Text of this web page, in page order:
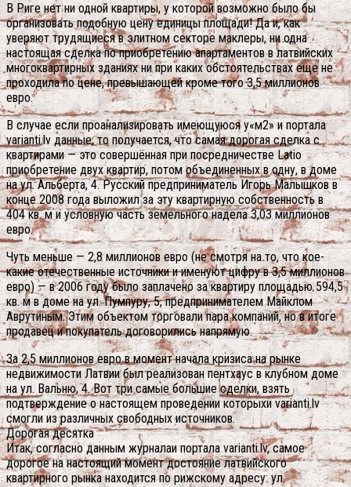
В Риге нет ни одной квартиры, у которой возможно было бы
организовать подобную цену единицы площади! Да и, как
уверяют трудящиеся в элитном секторе маклеры, ни одна
настоящая сделка по приобретению апартаментов в латвийских
многоквартирных зданиях ни при каких обстоятельствах еще не
проходила по цене, превышающей кроме того 3,5 миллионов
евро.
В случае если проанализировать имеющуюся у«м2» и портала
varianti.lv данные, то получается, что самая дорогая сделка с
квартирами — это совершённая при посредничестве Latio
приобретение двух квартир, потом объединенных в одну, в доме
на ул. Альберта, 4. Русский предприниматель Игорь Малышков в
конце 2008 года выложил за эту квартирную собственность в
404 кв. м и условную часть земельного надела 3,03 миллионов
евро.
Чуть меньше — 2,8 миллионов евро (не смотря на то, что кое-
какие отечественные источники и именуют цифру в 3,5 миллионов
евро) — в 2006 году было заплачено за квартиру площадью 594,5
кв. м в доме на ул. Пумпуру, 5, предпринимателем Майклом
Аврутиным. Этим объектом торговали пара компаний, но в итоге
продавец и покупатель договорились напрямую.
За 2,5 миллионов евро в момент начала кризиса на рынке
недвижимости Латвии был реализован пентхаус в клубном доме
на ул. Вальню, 4. Вот три самые большие сделки, взять
подтверждение о настоящем проведении которыхи varianti.lv
смогли из различных свободных источников.
Дорогая десятка
Итак, согласно данным журналаи портала varianti.lv, самое
дорогое на настоящий момент достояние латвийского
квартирного рынка находится по рижскому адресу: ул.